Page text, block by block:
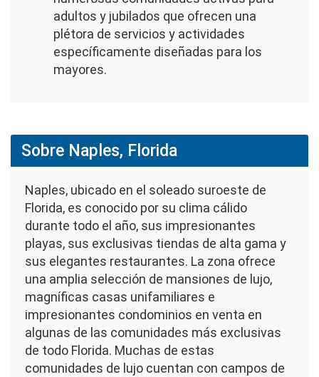
adultos y jubilados que ofrecen una
plétora de servicios y actividades
específicamente diseñadas para los
mayores.
Sobre Naples, Florida
Naples, ubicado en el soleado suroeste de
Florida, es conocido por su clima cálido
durante todo el año, sus impresionantes
playas, sus exclusivas tiendas de alta gama y
sus elegantes restaurantes. La zona ofrece
una amplia selección de mansiones de lujo,
magníficas casas unifamiliares e
impresionantes condominios en venta en
algunas de las comunidades más exclusivas
de todo Florida. Muchas de estas
comunidades de lujo cuentan con campos de